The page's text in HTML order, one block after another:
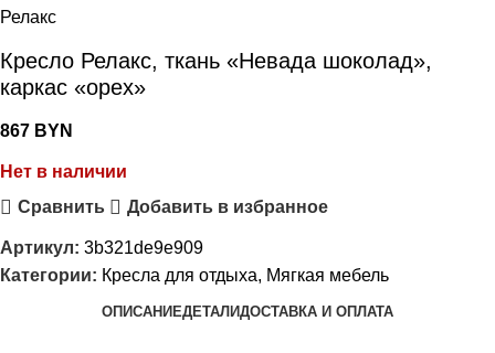
Релакс
Кресло Релакс, ткань «Невада шоколад»,
каркас «орех»
867 BYN
Нет в наличии
Сравнить
Добавить в избранное
Артикул: 3b321de9e909
Категории: Кресла для отдыха, Мягкая мебель
ОПИСАНИЕДЕТАЛИДОСТАВКА И ОПЛАТА